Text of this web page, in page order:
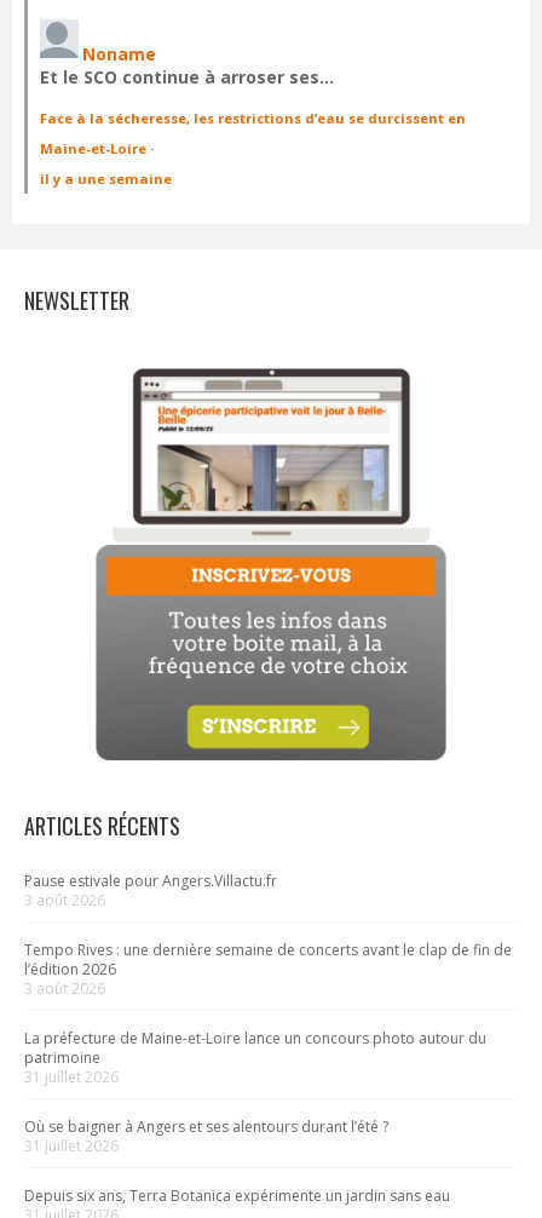
Noname
Et le SCO continue à arroser ses…
Face à la sécheresse, les restrictions d’eau se durcissent en
Maine-et-Loire ·
il y a une semaine
NEWSLETTER
ARTICLES RÉCENTS
Pause estivale pour Angers.Villactu.fr
3 août 2026
Tempo Rives : une dernière semaine de concerts avant le clap de fin de
l’édition 2026
3 août 2026
La préfecture de Maine-et-Loire lance un concours photo autour du
patrimoine
31 juillet 2026
Où se baigner à Angers et ses alentours durant l’été ?
31 juillet 2026
Depuis six ans, Terra Botanica expérimente un jardin sans eau